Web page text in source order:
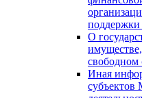
О
свободном
Иная
субъектов